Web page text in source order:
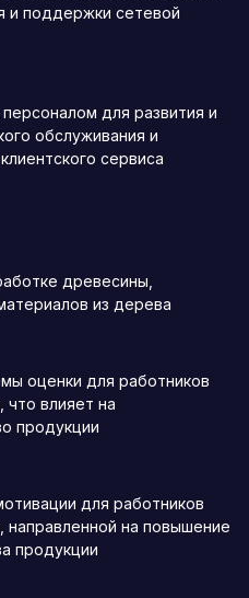
и поддержки сетевой
для развития и
обслуживания и
сервиса
древесины,
из дерева
оценки для работников
что влияет на
продукции
для работников
направленной на повышение
продукции